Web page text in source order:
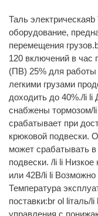
Таль
оборудование,
перемещения
120 включений в час
(ПВ) 25% для работы
легкими грузами
доходить до 40%./li li
снабжены тормозом/
срабатывает при
крюковой подвески.
может срабатывать
подвески. /li li
или 42В/li li
Температура
поставки:br ol liталь/